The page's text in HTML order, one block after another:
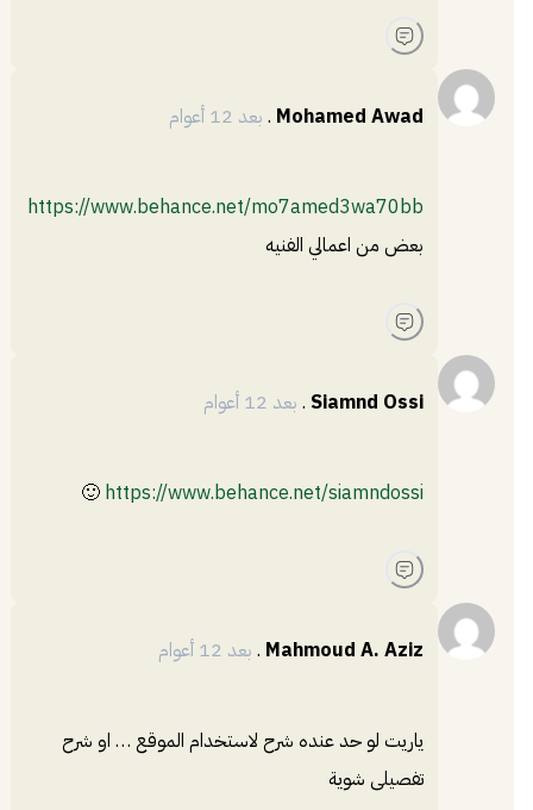
Mohamed Awad
. بعد 12 أعوام
https://www.behance.net/mo7amed3wa70bb
بعض من اعمالي الفنيه
Siamnd Ossi
. بعد 12 أعوام
https://www.behance.net/siamndossi
🙂
Mahmoud A. Aziz
. بعد 12 أعوام
ياريت لو حد عنده شرح لاستخدام الموقع … او شرح
تفصيلى شوية